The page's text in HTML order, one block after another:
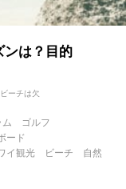
ンは？目的
ーチは欠
ム
ゴルフ
ード
イ観光 ビーチ
自然